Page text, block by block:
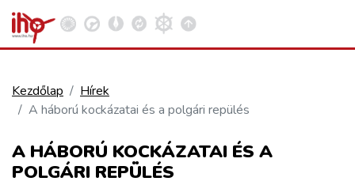
VASÚT
KÖZÚT
Kosár megtekintése
Kezdőlap
Hírek
A háború kockázatai és a polgári repülés
A HÁBORÚ KOCKÁZATAI ÉS A
POLGÁRI REPÜLÉS